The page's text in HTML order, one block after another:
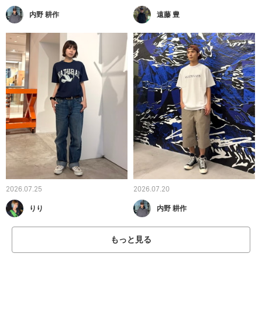
内野 耕作 遠藤 豊
2026.07.25
りり
2026.07.20
内野 耕作
もっと見る